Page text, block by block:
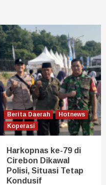
Berita Daerah
Hotnews
Koperasi
Harkopnas ke-79 di
Cirebon Dikawal
Polisi, Situasi Tetap
Kondusif